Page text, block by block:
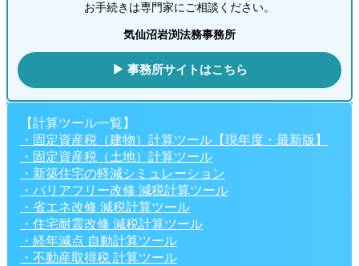
お手続きは専門家にご相談ください。
気仙沼岩渕法務事務所
▶ 事務所サイトはこちら
【計算ツール一覧】
・固定資産税（建物）計算ツール【現年度・最新版】
・固定資産税（土地）計算ツール
・新築住宅の軽減シミュレーション
・バリアフリー改修 減税計算ツール
・省エネ改修 減税計算ツール
・住宅耐震改修 減税計算ツール
・経年減点 自動計算ツール
・不動産取得税 計算ツール